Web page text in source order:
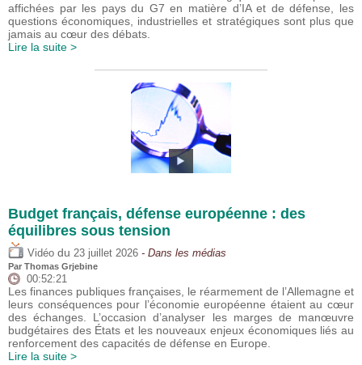
affichées par les pays du G7 en matière d’IA et de défense, les
questions économiques, industrielles et stratégiques sont plus que
jamais au cœur des débats.
Lire la suite >
Budget français, défense européenne : des
équilibres sous tension
Vidéo du 23 juillet 2026 - Dans les médias
Par Thomas Grjebine
00:52:21
Les finances publiques françaises, le réarmement de l’Allemagne et
leurs conséquences pour l’économie européenne étaient au cœur
des échanges. L’occasion d’analyser les marges de manœuvre
budgétaires des États et les nouveaux enjeux économiques liés au
renforcement des capacités de défense en Europe.
Lire la suite >